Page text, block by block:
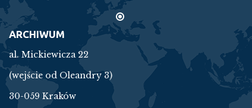
ARCHIWUM
al. Mickiewicza 22
(wejście od Oleandry 3)
30-059 Kraków